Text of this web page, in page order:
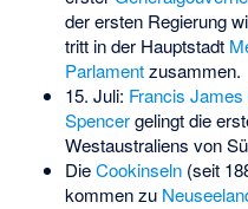
der ersten Regierung
tritt in der Hauptstadt
Parlamentzusammen.
15. Juli: Francis James
Spencergelingt die
Westaustraliens von
DieCookinseln(seit
kommen zu